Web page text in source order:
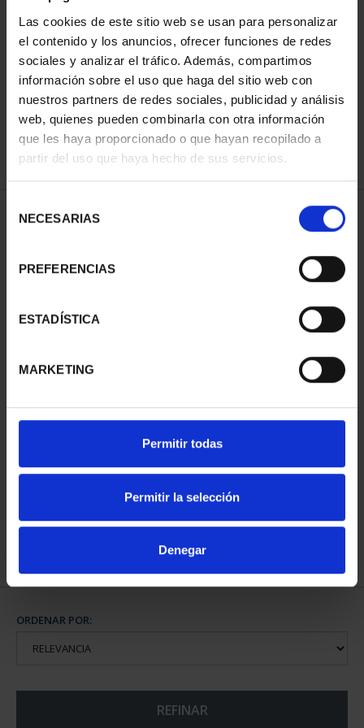
Las cookies de este sitio web se usan para personalizar
el contenido y los anuncios, ofrecer funciones de redes
sociales y analizar el tráfico. Además, compartimos
información sobre el uso que haga del sitio web con
nuestros partners de redes sociales, publicidad y análisis
web, quienes pueden combinarla con otra información
que les haya proporcionado o que hayan recopilado a
partir del uso que haya hecho de sus servicios.
NECESARIAS
PREFERENCIAS
ESTADÍSTICA
MARKETING
Permitir todas
Permitir la selección
Denegar
ORDENAR POR:
REFINAR
1 Productos encontrados
PATRIMONIO MUNDIAL
2023 CÁC...
ORDENAR POR:
REFINAR